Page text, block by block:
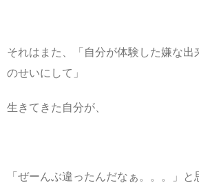
それはまた、「自分が体験した嫌な出
のせいにして」
生きてきた自分が、
「ぜーんぶ違ったんだなぁ。。。」